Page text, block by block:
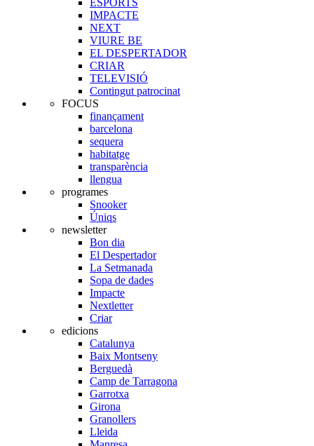
ESPORTS
IMPACTE
NEXT
VIURE BE
EL DESPERTADOR
CRIAR
TELEVISIÓ
Contingut patrocinat
FOCUS
finançament
barcelona
sequera
habitatge
transparència
llengua
programes
Snooker
Úniqs
newsletter
Bon dia
El Despertador
La Setmanada
Sopa de dades
Impacte
Nextletter
Criar
edicions
Catalunya
Baix Montseny
Berguedà
Camp de Tarragona
Garrotxa
Girona
Granollers
Lleida